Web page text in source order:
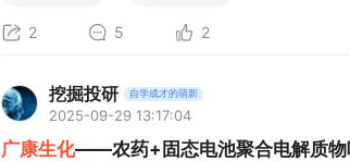
2 5 2
挖掘投研 自学成才的萌新
2025-09-29 13:17:04
广康生化——农药+固态电池聚合电解质物